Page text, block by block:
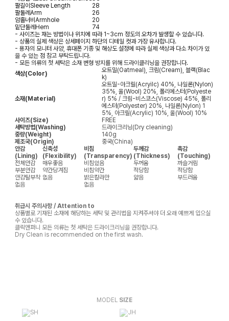
팔길이 Sleeve Length
28
팔둘레 Arm
26
암홀너비 Armhole
20
밑단둘레 Hem
74
- 사이즈는 재는 방법이나 위치에 따라 1~3cm 정도의 오차가 발생할 수 있습니다.
- 상품의 실제 색상은 상세페이지 하단의 디테일 컷과 가장 유사합니다.
- 용자의 모니터 사양, 휴대폰 기종 및 해상도 설정에 따라 실제 색상과 다소 차이가 있
을 수 있는 점 참고 부탁드립니다.
- 모든 의류의 첫 세탁은 소재 변형 방지를 위해 드라이클리닝을 권장합니다.
색상(Color)
오트밀(Oatmeal), 크림(Cream), 블랙(Blac
k)
소재(Material)
오트밀-아크릴(Acryilc) 40%, 나일론(Nylon)
35%, 울(Wool) 20%, 폴리에스터(Polyeste
r) 5% / 크림-비스코스(Viscose) 45%, 폴리
에스터(Polyester) 20%, 나일론(Nylon) 1
5%, 아크릴(Acrylic) 10%, 울(Wool) 10%
사이즈(Size)
FREE
세탁방법(Washing)
드라이크리닝(Dry cleaning)
중량(Weight)
140g
제조국(Origin)
중국(China)
안감
(Lining)
신축성
(Flexibility)
비침
(Transparency)
두께감
(Thickness)
촉감
(Touching)
전체안감
매우좋음 비침있음 두꺼움
까슬거림
부분안감
약간당겨짐 비침약간 적당함
적당함
안감탈부착 없음 밝은칼라만 얇음
부드러움
없음
없음
취급시 주의사항 / Attention to
상품별로 기재된 소재에 해당하는 세탁 및 관리법을 지켜주셔야 더 오래 예쁘게 입으실
수 있습니다.
클릭앤퍼니 모든 의류는 첫 세탁은 드라이크리닝을 권장합니다.
Dry Clean is recommended on the first wash.
MODEL SIZE